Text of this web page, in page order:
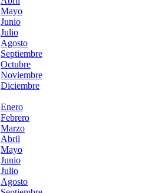
Mayo
Junio
Julio
Agosto
Septiembre
Octubre
Noviembre
Diciembre
Enero
Febrero
Marzo
Abril
Mayo
Junio
Julio
Agosto